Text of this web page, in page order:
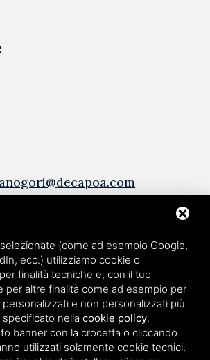
(come ad esempio Google,
ecc.) utilizziamo cookie o
finalità tecniche e, con il tuo
per altre finalità come ad esempio per
e non personalizzati più
nella cookie policy.
banner con la crocetta o cliccando
utilizzati solamente cookie tecnici.